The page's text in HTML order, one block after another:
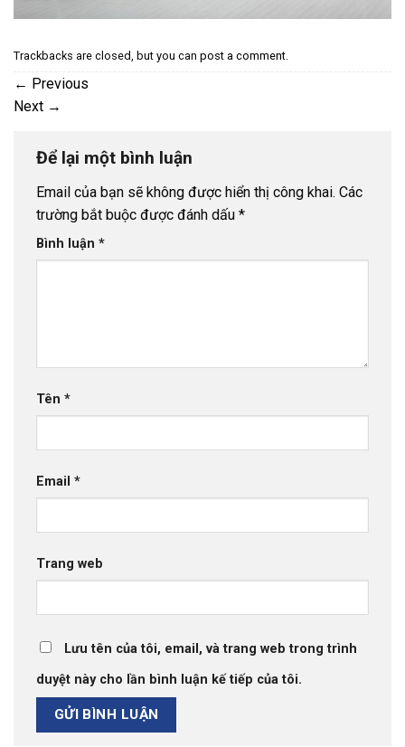
Trackbacks are closed, but you can post a comment
← Previous
Next →
Để lại một bình luận
Email của bạn sẽ không được hiển thị công khai. Các
trường bắt buộc được đánh dấu *
Bình luận *
Tên *
Email *
Trang web
Lưu tên của tôi, email, và trang web trong trình
duyệt này cho lần bình luận kế tiếp của tôi.